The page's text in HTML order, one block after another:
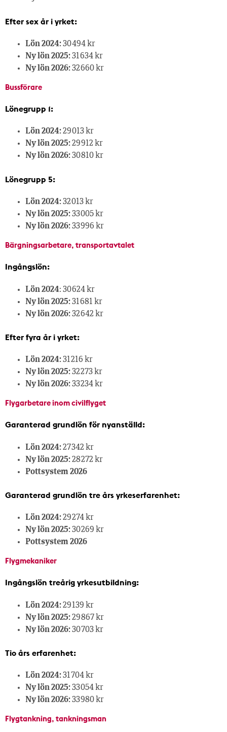
Efter sex år i yrket:
Lön 2024:30 494 kr
Ny lön 2025:31 634 kr
Ny lön 2026:32 660 kr
Bussförare
Lönegrupp 1:
Lön 2024:29 013 kr
Ny lön 2025:29 912 kr
Ny lön 2026:30 810 kr
Lönegrupp 5:
Lön 2024:32 013 kr
Ny lön 2025:33 005 kr
Ny lön 2026:33 996 kr
Bärgningsarbetare, transportavtalet
Ingångslön:
Lön 2024: 30 624 kr
Ny lön 2025:31 681 kr
Ny lön 2026:32 642 kr
Efter fyra år i yrket:
Lön 2024:31 216 kr
Ny lön 2025:32 273 kr
Ny lön 2026:33 234 kr
Flygarbetare inom civilflyget
Garanterad grundlön för nyanställd:
Lön 2024:27 342 kr
Ny lön 2025:28 272 kr
Pottsystem 2026
Garanterad grundlön tre års yrkeserfarenhet:
Lön 2024:29 274 kr
Ny lön 2025:30 269 kr
Pottsystem 2026
Flygmekaniker
Ingångslön treårig yrkesutbildning:
Lön 2024:29 139 kr
Ny lön 2025:29 867 kr
Ny lön 2026:30 703 kr
Tio års erfarenhet:
Lön 2024:31 704 kr
Ny lön 2025:33 054 kr
Ny lön 2026:33 980 kr
Flygtankning, tankningsman